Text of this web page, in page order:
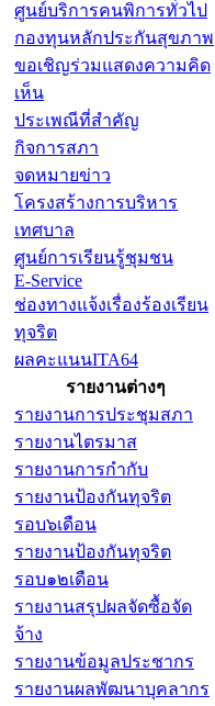
ศูนย์บริการคนพิการทั่วไป
กองทุนหลักประกันสุขภาพ
ขอเชิญร่วมแสดงความคิด
เห็น
ประเพณีที่สำคัญ
กิจการสภา
จดหมายข่าว
โครงสร้างการบริหาร
เทศบาล
ศูนย์การเรียนรู้ชุมชน
E-Service
ช่องทางแจ้งเรื่องร้องเรียน
ทุจริต
ผลคะแนนITA64
รายงานต่างๆ
รายงานการประชุมสภา
รายงานไตรมาส
รายงานการกำกับ
รายงานป้องกันทุจริต
รอบ๖เดือน
รายงานป้องกันทุจริต
รอบ๑๒เดือน
รายงานสรุปผลจัดซื้อจัด
จ้าง
รายงานข้อมูลประชากร
รายงานผลพัฒนาบุคลากร